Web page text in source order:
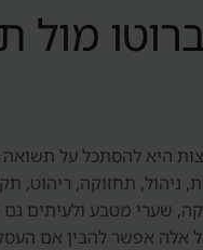
מול
היא להסתכל על
ניהול, תחזוקה, ריהוט,
שערי מטבע ולעיתים
אלה אפשר להבין אם